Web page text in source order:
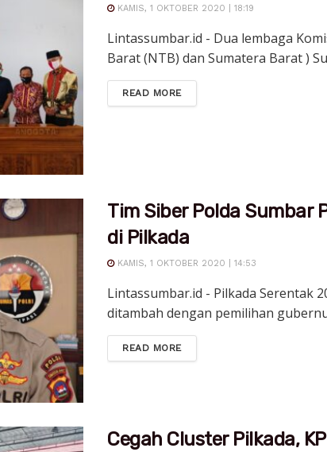
KAMIS, 1 OKTOBER 2020 | 18:19
Lintassumbar.id - Dua lembaga
Barat (NTB) dan Sumatera Barat )
READ MOREDETAILS
Tim Siber Polda Sumbar
di Pilkada
KAMIS, 1 OKTOBER 2020 | 14:53
Lintassumbar.id - Pilkada Serentak
ditambah dengan pemilihan
READ MOREDETAILS
Cegah Cluster Pilkada,